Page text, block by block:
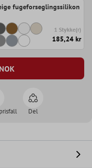
fugeforseglingssilikon
1 Stykke(r)
185,24 kr
NOK
Del